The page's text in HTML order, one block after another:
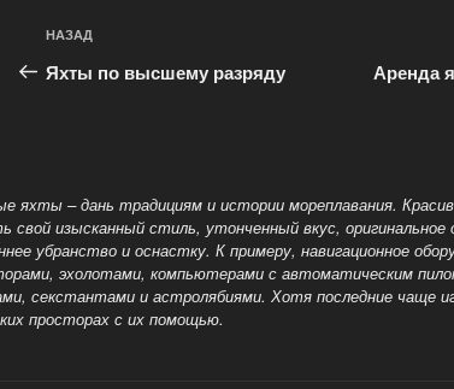
Навигация
по
Предыдущая
запись:
НАЗАД
Яхты по высшему разряду
Аренда
яхты – дань традициям и истории мореплавания.
свой изысканный стиль, утонченный вкус,
убранство и оснастку. К примеру, навигационное
эхолотами, компьютерами с автоматическим
секстантами и астролябиями. Хотя последние чаще
просторах с их помощью.